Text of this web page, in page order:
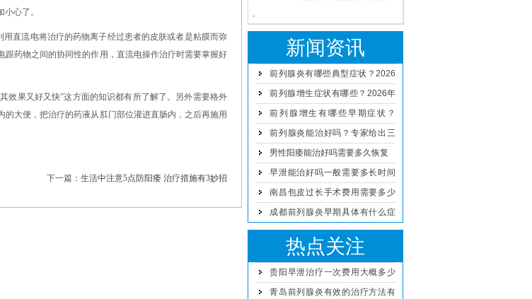
心了。
直流电将治疗的药物离子经过患者的皮肤或者是粘膜而弥
药物之间的协同性的作用，直流电操作治疗时需要掌握好
效果又好又快”这方面的知识都有所了解了。另外需要格外
大便，把治疗的药液从肛门部位灌进直肠内，之后再施用
下一篇： 生活中注意5点防阳痿 治疗措施有3妙招
。
新闻资讯
前列腺炎有哪些典型症状？2026
年男科专家解读治疗与预防方案
前列腺增生症状有哪些？2026年
男性日常预防与治疗方法详解
前列腺增生有哪些早期症状？
2026年科学治疗与日常护理方法
前列腺炎能治好吗？专家给出三
点建议男性阳痿能治好吗需要多久恢复
早泄能治好吗一般需要多长时间
恢复南昌包皮过长手术费用需要多少
钱
成都前列腺炎早期具体有什么症
状
热点关注
贵阳早泄治疗一次费用大概多少
钱
青岛前列腺炎有效的治疗方法有